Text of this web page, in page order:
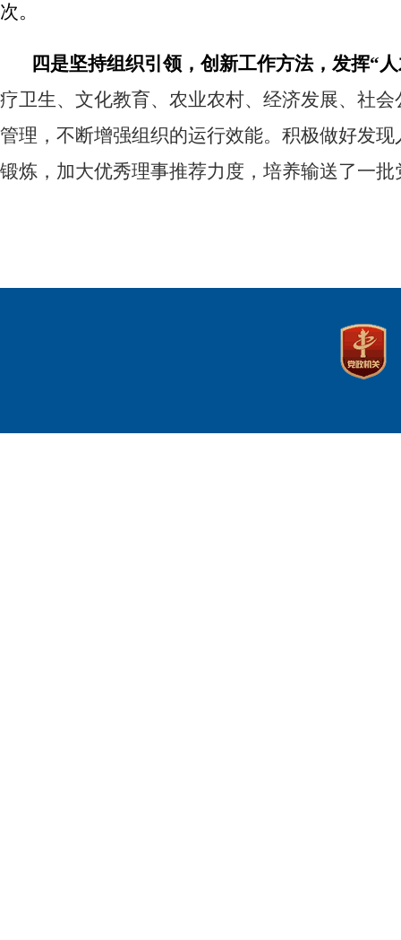
次。
四是坚持组织引领，创新工作方法，发挥“
疗卫生、文化教育、农业农村、经济发展、社会
管理， 不断增强组织的运行效能。 积极做好发现
锻炼， 加大优秀理事推荐力度， 培养输送了一批